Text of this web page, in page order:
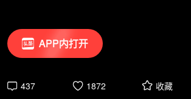
APP内打开
437 1872 收藏